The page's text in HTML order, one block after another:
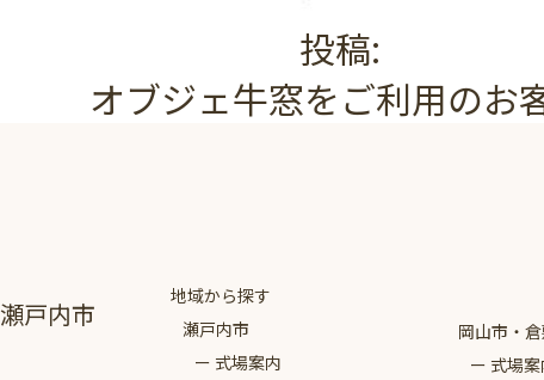
投稿:
オブジェ牛窓をご利用のお
瀬戸内市
地域から探す
瀬戸内市
式場案内
岡山市・
式場案